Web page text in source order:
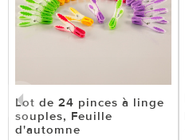
Lot de 24 pinces à linge
souples, Feuille
d'automne